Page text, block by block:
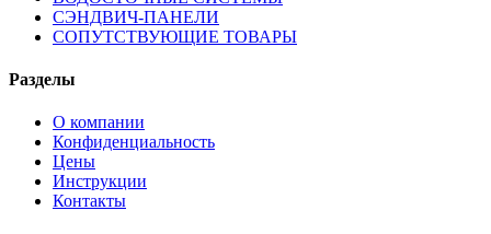
СЭНДВИЧ-ПАНЕЛИ
СОПУТСТВУЮЩИЕ ТОВАРЫ
Разделы
О компании
Конфиденциальность
Цены
Инструкции
Контакты